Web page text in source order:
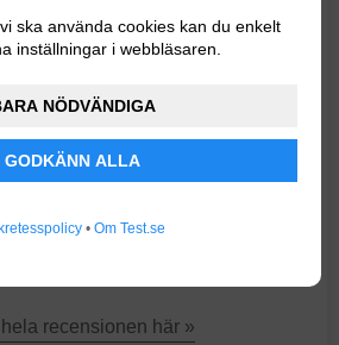
ska använda cookies kan du enkelt
inställningar i webbläsaren.
NÖDVÄNDIGA
GODKÄNN ALLA
• Om Test.se
tidigare modellen är att denna
att spela upp 4K-upplösning på
lätta att sätta dit som att ta bort.
på Nintendo Switch 2 som nu
på 256 GB. Den uppdaterade
recensionen här »